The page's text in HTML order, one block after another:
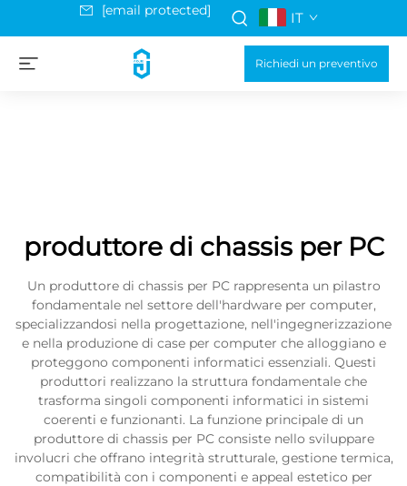
[email protected] IT
Richiedi un preventivo
produttore di chassis per PC
Un produttore di chassis per PC rappresenta un pilastro
fondamentale nel settore dell'hardware per computer,
specializzandosi nella progettazione, nell'ingegnerizzazione
e nella produzione di case per computer che alloggiano e
proteggono componenti informatici essenziali. Questi
produttori realizzano la struttura fondamentale che
trasforma singoli componenti informatici in sistemi
coerenti e funzionanti. La funzione principale di un
produttore di chassis per PC consiste nello sviluppare
involucri che offrano integrità strutturale, gestione termica,
compatibilità con i componenti e appeal estetico per